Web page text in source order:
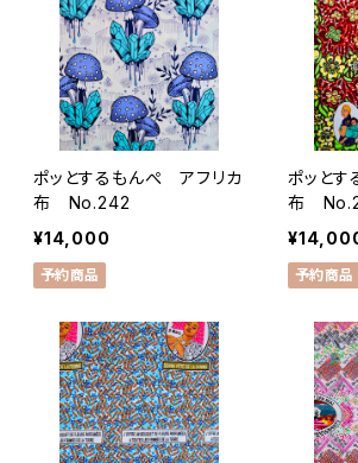
ポッとするもんぺ アフリカ
布 No.242
¥14,000
予約商品
ポッと
布
予約商品